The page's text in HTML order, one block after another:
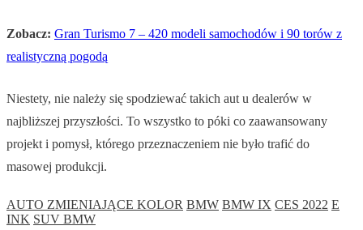
Zobacz: Gran Turismo 7 – 420 modeli samochodów i 90 torów z
realistyczną pogodą
Niestety, nie należy się spodziewać takich aut u dealerów w
najbliższej przyszłości. To wszystko to póki co zaawansowany
projekt i pomysł, którego przeznaczeniem nie było trafić do
masowej produkcji.
AUTO ZMIENIAJĄCE KOLOR BMW BMW IX CES 2022 E
INK SUV BMW